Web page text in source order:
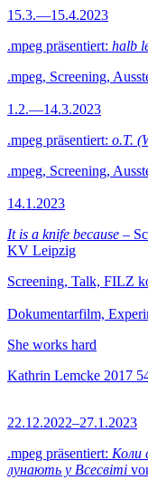
15.3.—15.4.2023
.mpeg präsentiert: halb
.mpeg, Screening,
1.2.—14.3.2023
.mpeg präsentiert: o.T.
.mpeg, Screening,
14.1.2023
It is a knife because –
KV Leipzig
Screening, Talk, FILZ
Dokumentarfilm,
She works hard
Kathrin Lemcke 2017
22.12.2022–27.1.2023
.mpeg präsentiert: Коли
лунають у Всесвіті